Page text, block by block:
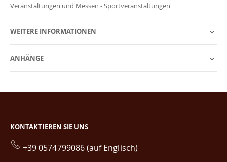
Veranstaltungen und Messen - Sportveranstaltungen
WEITERE INFORMATIONEN
ANHÄNGE
KONTAKTIEREN SIE UNS
+39 0574799086 (auf Englisch)